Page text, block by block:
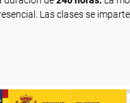
Las clases se